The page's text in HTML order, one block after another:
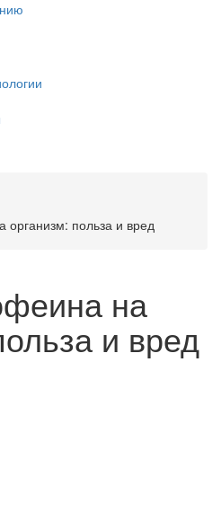
организм: польза и вред
на
и вред